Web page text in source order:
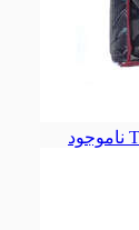
ناموجود